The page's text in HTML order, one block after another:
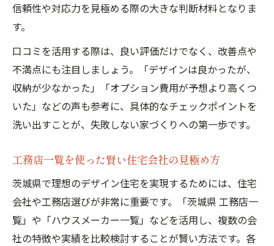
信頼性や対応力を見極める際の大きな判断材料となりま
す。
口コミを活用する際は、良い評価だけでなく、改善点や
不満点にも注目しましょう。「デザインは良かったが、
収納が少なかった」「オプション費用が予想より高くつ
いた」などの声も参考に、具体的なチェックポイントを
洗い出すことが、失敗しない家づくりへの第一歩です。
工務店一覧を使った賢い住宅会社の見極め方
茨城県で理想のデザイン住宅を実現するためには、住宅
会社や工務店選びが非常に重要です。「茨城県 工務店一
覧」や「ハウスメーカー一覧」などを活用し、複数の会
社の特徴や実績を比較検討することが賢い方法です。各